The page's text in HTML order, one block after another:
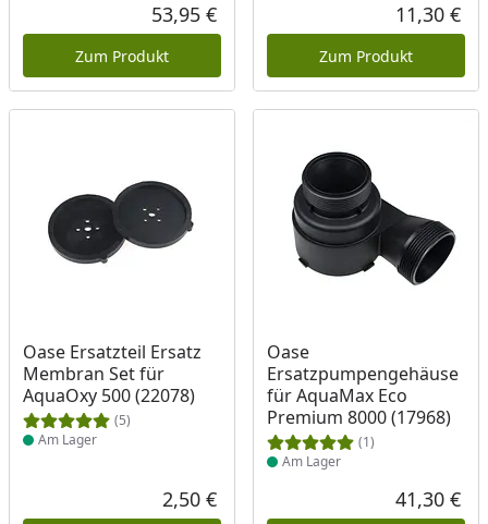
Aktueller Preis
53,95 €
Zum Produkt
11,30 €
Zum Produkt
Oase Ersatzteil Ersatz
Membran Set für
AquaOxy 500 (22078)
(5)
Produkt am Lager
Am Lager
Aktueller Preis
2,50 €
Oase
Ersatzpumpengehäuse
für AquaMax Eco
Premium 8000 (17968)
(1)
Produkt am Lager
Am Lager
41,30 €